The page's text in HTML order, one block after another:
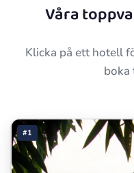
Våra
Klicka på ett hotell
boka
#1